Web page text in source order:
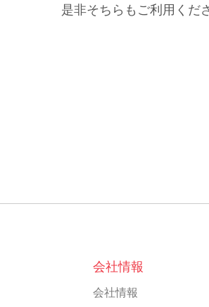
是非そちらもご利用くだ
会社情報
会社情報